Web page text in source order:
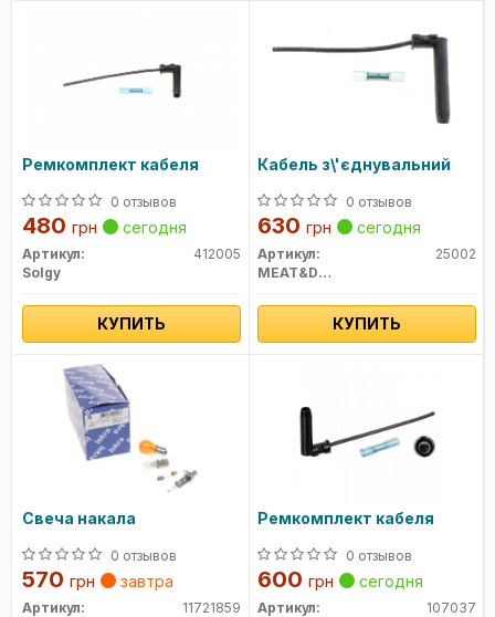
Ремкомплект кабеля
0 отзывов
480 грн сегодня
Артикул:
412005
Solgy
КУПИТЬ
Кабель з\'єднувальний
0 отзывов
630 грн сегодня
Артикул:
25002
MEAT&DORIA
КУПИТЬ
Свеча накала
0 отзывов
570 грн завтра
Артикул:
11721859
Ремкомплект кабеля
0 отзывов
600 грн сегодня
Артикул:
107037